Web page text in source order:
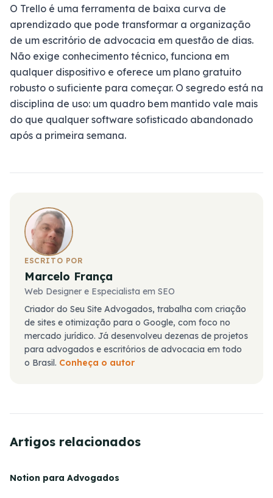
O Trello é uma ferramenta de baixa curva de
aprendizado que pode transformar a organização
de um escritório de advocacia em questão de dias.
Não exige conhecimento técnico, funciona em
qualquer dispositivo e oferece um plano gratuito
robusto o suficiente para começar. O segredo está na
disciplina de uso: um quadro bem mantido vale mais
do que qualquer software sofisticado abandonado
após a primeira semana.
ESCRITO POR
Marcelo França
Web Designer e Especialista em SEO
Criador do Seu Site Advogados, trabalha com criação
de sites e otimização para o Google, com foco no
mercado jurídico. Já desenvolveu dezenas de projetos
para advogados e escritórios de advocacia em todo
o Brasil. Conheça o autor
Artigos relacionados
Notion para Advogados